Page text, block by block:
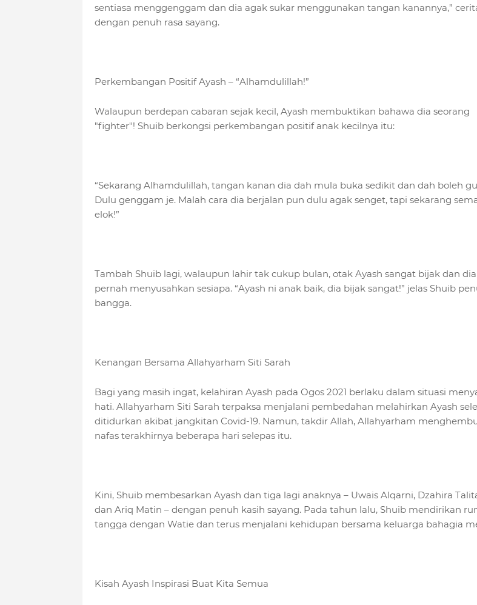
sentiasa menggenggam dan dia agak sukar menggunakan tangan kanannya,”
dengan penuh rasa sayang.
Perkembangan Positif Ayash – “Alhamdulillah!”
Walaupun berdepan cabaran sejak kecil, Ayash membuktikan bahawa dia seorang
"fighter"! Shuib berkongsi perkembangan positif anak kecilnya itu:
“Sekarang Alhamdulillah, tangan kanan dia dah mula buka sedikit dan dah boleh
Dulu genggam je. Malah cara dia berjalan pun dulu agak senget, tapi sekarang
elok!”
Tambah Shuib lagi, walaupun lahir tak cukup bulan, otak Ayash sangat bijak dan
pernah menyusahkan sesiapa. “Ayash ni anak baik, dia bijak sangat!” jelas Shuib
bangga.
Kenangan Bersama Allahyarham Siti Sarah
Bagi yang masih ingat, kelahiran Ayash pada Ogos 2021 berlaku dalam situasi
hati. Allahyarham Siti Sarah terpaksa menjalani pembedahan melahirkan Ayash
ditidurkan akibat jangkitan Covid-19. Namun, takdir Allah, Allahyarham
nafas terakhirnya beberapa hari selepas itu.
Kini, Shuib membesarkan Ayash dan tiga lagi anaknya – Uwais Alqarni, Dzahira
dan Ariq Matin – dengan penuh kasih sayang. Pada tahun lalu, Shuib mendirikan
tangga dengan Watie dan terus menjalani kehidupan bersama keluarga bahagia
Kisah Ayash Inspirasi Buat Kita Semua